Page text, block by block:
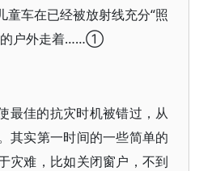
童车在已经被放射线充分“照
的户外走着……①
最佳的抗灾时机被错过，从
其实第一时间的一些简单的
灾难，比如关闭窗户，不到